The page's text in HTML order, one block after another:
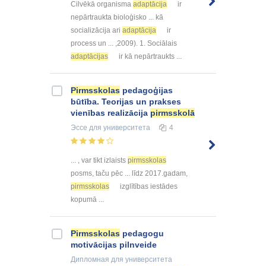
Cilvēkā organisma adaptācija
ir
nepārtraukta bioloģisko ... kā
socializācija ari adaptācija
ir
process un ... ,2009). 1. Sociālais
adaptācijas
ir kā nepārtraukts ...
Pirmsskolas pedagoģijas
būtība. Teorijas un prakses
vienības realizācija pirmsskolā
Эссе для университета 4
... , var tikt izlaists pirmsskolas
posms, taču pēc ... līdz 2017.gadam,
pirmsskolas
izglītības iestādes
kopumā ...
Pirmsskolas pedagogu
motivācijas pilnveide
Дипломная для университета